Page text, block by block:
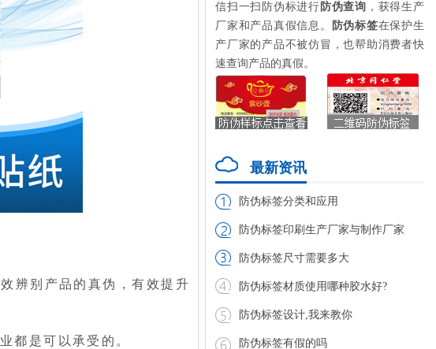
辨别产品的真伪，有效提升
是可以承受的。
信扫一扫防伪标进行 防伪查询 ，获得生产
厂家和产品真假信息。
防伪标签在保护生
产厂家的产品不被仿冒，也帮助消费者快
速查询产品的真假。
最新资讯
防伪标签分类和应用
防伪标签印刷生产厂家与制作厂家
防伪标签尺寸需要多大
防伪标签材质使用哪种胶水好?
防伪标签设计,我来教你
防伪标签有假的吗